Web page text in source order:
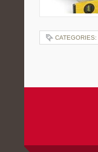
CATEGORIES: